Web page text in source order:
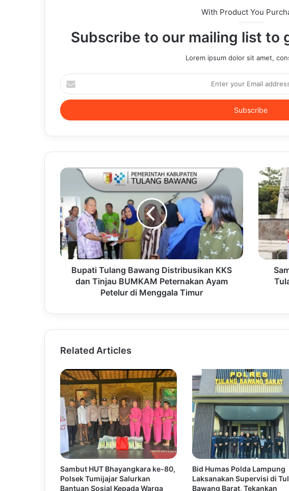
With Product You
Subscribe to our mailing list to
Lorem ipsum dolor sit amet,
Enter
your
Email
address
Bupati Tulang Bawang Distribusikan KKS
dan Tinjau BUMKAM Peternakan Ayam
Petelur di Menggala Timur
Related Articles
Sambut HUT Bhayangkara ke-80,
Polsek Tumijajar Salurkan
Bantuan Sosial Kepada Warga
Bid Humas Polda Lampung
Laksanakan Supervisi di
Bawang Barat, Tekankan